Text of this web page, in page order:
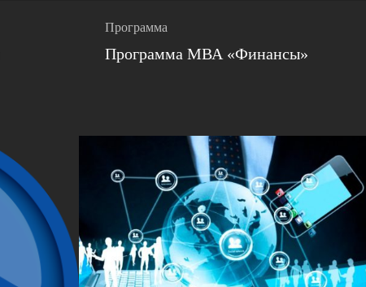
Программа
Программа МВА «Финансы»
или напишите нам прямо сейчас
⚠️ Пожалуйста, пишите в MAX или заполните